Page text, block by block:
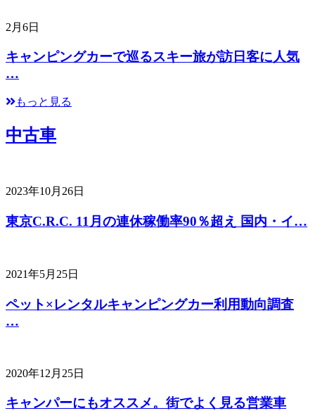
2月6日
キャンピングカーで巡るスキー旅が訪日客に人気
…
もっと見る
中古車
2023年10月26日
東京C.R.C. 11月の連休稼働率90％超え 国内・イ…
2021年5月25日
ペット×レンタルキャンピングカー利用動向調査
…
2020年12月25日
キャンパーにもオススメ。街でよく見る営業車